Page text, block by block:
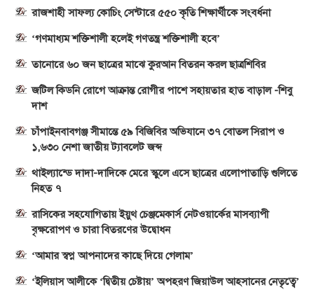
রাজশাহী সাফল্য কোচিং সেন্টারে ৫৫০ কৃতি শিক্ষার্থীকে সংবর্ধনা
‘গণমাধ্যম শক্তিশালী হলেই গণতন্ত্র শক্তিশালী হবে’
তানোরে ৬০ জন ছাত্রের মাঝে কুরআন বিতরন করল ছাত্রশিবির
জটিল কিডনি রোগে আক্রান্ত রোগীর পাশে সহায়তার হাত বাড়াল -শিবু
দাশ
চাঁপাইনবাবগঞ্জ সীমান্তে ৫৯ বিজিবির অভিযানে ৩৭ বোতল সিরাপ ও
১,৬৩০ নেশা জাতীয় ট্যাবলেট জব্দ
থাইল্যান্ডে দাদা-দাদিকে মেরে স্কুলে এসে ছাত্রের এলোপাতাড়ি গুলিতে
নিহত ৭
রাসিকের সহযোগিতায় ইয়ুথ চেঞ্জমেকার্স নেটওয়ার্কের মাসব্যাপী
বৃক্ষরোপণ ও চারা বিতরণের উদ্বোধন
‘আমার স্বপ্ন আপনাদের কাছে দিয়ে গেলাম’
‘ইলিয়াস আলীকে ‘দ্বিতীয় চেষ্টায়’ অপহরণ জিয়াউল আহসানের নেতৃত্বে’